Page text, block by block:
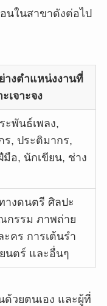
นในสาขาดังต่อไป
างตำแหน่งงานที่
เจาะจง
ะพันธ์เพลง,
ร, ประติมากร,
มือ, นักเขียน, ช่าง
างดนตรี ศิลปะ
กรรม ภาพถ่าย
ะคร การเต้นรำ
นตร์ และอื่นๆ
วยตนเอง และผู้ที่